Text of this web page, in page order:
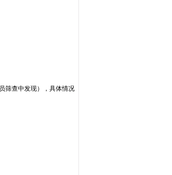
筛查中发现），具体情况